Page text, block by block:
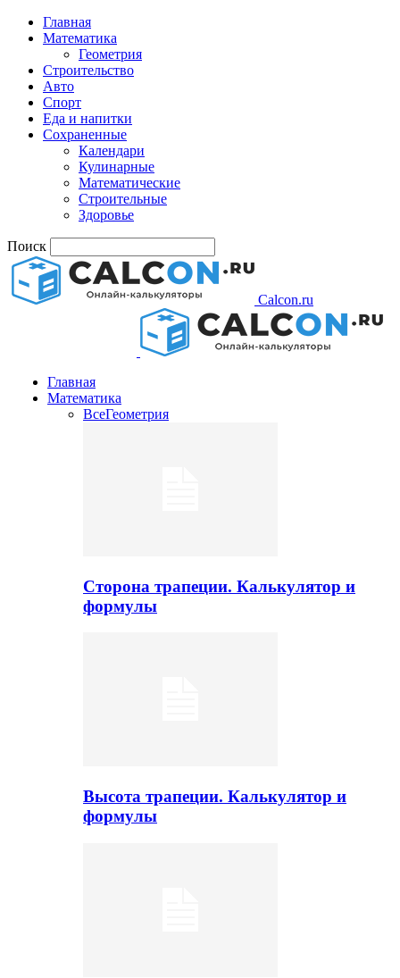
Главная
Математика
Геометрия
Строительство
Авто
Спорт
Еда и напитки
Сохраненные
Календари
Кулинарные
Математические
Строительные
Здоровье
Поиск
Calcon.ru
Главная
Математика
ВсеГеометрия
Сторона трапеции. Калькулятор и
формулы
Высота трапеции. Калькулятор и
формулы